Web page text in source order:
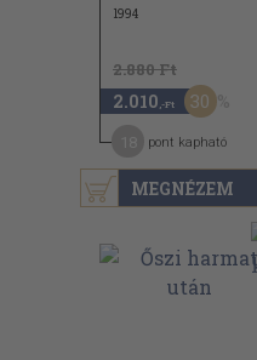
MEGNÉZEM
1994
2.880 Ft
2.010 ,-Ft 30
pont kapható